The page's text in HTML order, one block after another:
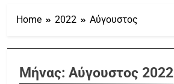
Home 2022 Αύγουστος
Μήνας: Αύγουστος 2022